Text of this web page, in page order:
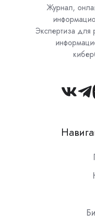
Журнал,
Экспертиза для